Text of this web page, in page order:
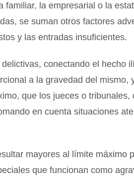
familiar, la empresarial o la
se suman otros factores
y las entradas insuficientes.
conectando el hecho
a la gravedad del mismo,
que los jueces o tribunales,
en cuenta situaciones
mayores al límite máximo
que funcionan como